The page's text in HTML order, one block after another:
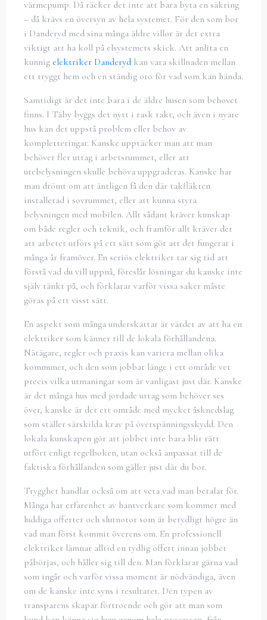
värmepump. Då räcker det inte att bara byta en säkring
– då krävs en översyn av hela systemet. För den som bor
i Danderyd med sina många äldre villor är det extra
viktigt att ha koll på elsystemets skick. Att anlita en
kunnig elektriker Danderyd kan vara skillnaden mellan
ett tryggt hem och en ständig oro för vad som kan hända.
Samtidigt är det inte bara i de äldre husen som behovet
finns. I Täby byggs det nytt i rask takt, och även i nyare
hus kan det uppstå problem eller behov av
kompletteringar. Kanske upptäcker man att man
behöver fler uttag i arbetsrummet, eller att
utebelysningen skulle behöva uppgraderas. Kanske har
man drömt om att äntligen få den där takfläkten
installerad i sovrummet, eller att kunna styra
belysningen med mobilen. Allt sådant kräver kunskap
om både regler och teknik, och framför allt kräver det
att arbetet utförs på ett sätt som gör att det fungerar i
många år framöver. En seriös elektriker tar sig tid att
förstå vad du vill uppnå, föreslår lösningar du kanske inte
själv tänkt på, och förklarar varför vissa saker måste
göras på ett visst sätt.
En aspekt som många underskattar är värdet av att ha en
elektriker som känner till de lokala förhållandena.
Nätägare, regler och praxis kan variera mellan olika
kommuner, och den som jobbat länge i ett område vet
precis vilka utmaningar som är vanligast just där. Kanske
är det många hus med jordade uttag som behöver ses
över, kanske är det ett område med mycket åsknedslag
som ställer särskilda krav på överspänningsskydd. Den
lokala kunskapen gör att jobbet inte bara blir rätt
utfört enligt regelboken, utan också anpassat till de
faktiska förhållanden som gäller just där du bor.
Trygghet handlar också om att veta vad man betalar för.
Många har erfarenhet av hantverkare som kommer med
luddiga offerter och slutnotor som är betydligt högre än
vad man först kommit överens om. En professionell
elektriker lämnar alltid en tydlig offert innan jobbet
påbörjas, och håller sig till den. Man förklarar gärna vad
som ingår och varför vissa moment är nödvändiga, även
om de kanske inte syns i resultatet. Den typen av
transparens skapar förtroende och gör att man som